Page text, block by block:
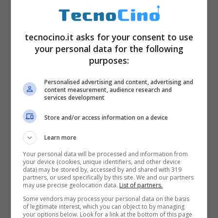
Microsoft
causa degli eventuali attacchi hacker.
Pertanto, se tutto ciò dovesse accadere, la
salute dei soldati verrebbeesposta a dei
rischi. Il colosso fondato da Bill Gates
produce questi elmetti per l’esercito
tecnocino.it asks for your consent to use
your personal data for the following
purposes:
Personalised advertising and content, advertising and
content measurement, audience research and
services development
Store and/or access information on a device
Learn more
Your personal data will be processed and information from
your device (cookies, unique identifiers, and other device
data) may be stored by, accessed by and shared with 319
partners, or used specifically by this site. We and our partners
may use precise geolocation data. List of partners.
Some vendors may process your personal data on the basis
of legitimate interest, which you can object to by managing
your options below. Look for a link at the bottom of this page